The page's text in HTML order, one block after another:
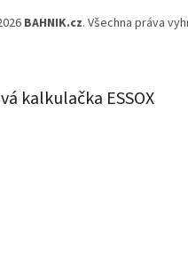
BAHNIK.cz. Všechna práva
kalkulačka ESSOX